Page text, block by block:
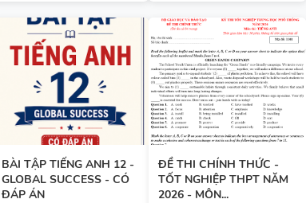
TÀI LIỆU DẠY NÓI SPEAKING -
TIẾNG ANH 7 - GLOBAL SUCCESS -
HỌC KỲ 1
BÀI TẬP LUYỆN NGHE - TIẾNG ANH
9 - GLOBAL SUCCESS - HỌC KỲ 2 -
BÀI TẬP TIẾNG ANH 12 -
GLOBAL SUCCESS - CÓ
ĐÁP ÁN
ĐỀ THI CHÍNH THỨC -
TỐT NGHIỆP THPT NĂM
2026 - MÔN...